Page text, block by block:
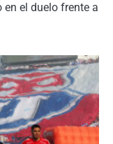
el duelo frente a